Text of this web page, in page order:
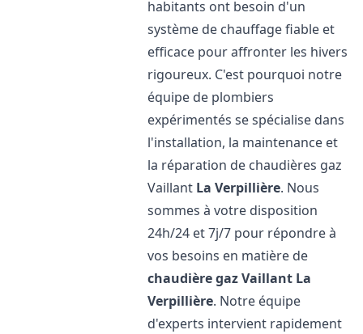
habitants ont besoin d'un
système de chauffage fiable et
efficace pour affronter les hivers
rigoureux. C'est pourquoi notre
équipe de plombiers
expérimentés se spécialise dans
l'installation, la maintenance et
la réparation de chaudières gaz
Vaillant La Verpillière. Nous
sommes à votre disposition
24h/24 et 7j/7 pour répondre à
vos besoins en matière de
chaudière gaz Vaillant La
Verpillière. Notre équipe
d'experts intervient rapidement